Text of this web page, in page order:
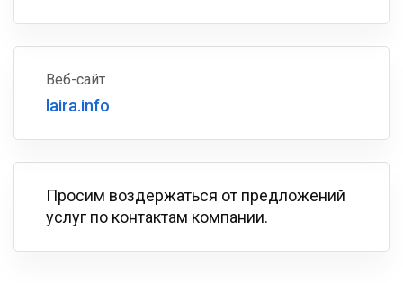
Веб-сайт
laira.info
Просим воздержаться от предложений
услуг по контактам компании.